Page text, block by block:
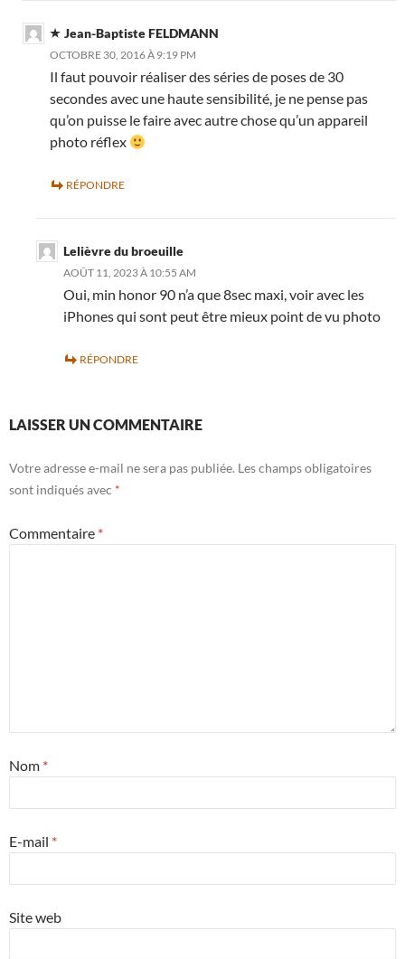
Jean-Baptiste FELDMANN
OCTOBRE 30, 2016 À 9:19 PM
Il faut pouvoir réaliser des séries de poses de 30
secondes avec une haute sensibilité, je ne pense pas
qu’on puisse le faire avec autre chose qu’un appareil
photo réflex
RÉPONDRE
Lelièvre du broeuille
AOÛT 11, 2023 À 10:55 AM
Oui, min honor 90 n’a que 8sec maxi, voir avec les
iPhones qui sont peut être mieux point de vu photo
RÉPONDRE
LAISSER UN COMMENTAIRE
Votre adresse e-mail ne sera pas publiée. Les champs obligatoires
sont indiqués avec *
Commentaire *
Nom *
E-mail *
Site web